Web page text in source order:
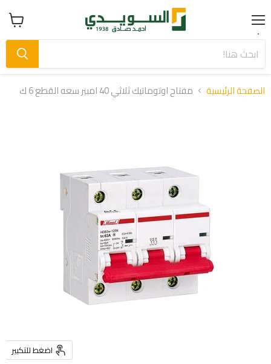
Menu عرض
سلة
الصفحة الرئيسية مفتاح اوتوماتيك ثلاثي 40 امبير سعه القطع 6 ك
اضغط للتكبير